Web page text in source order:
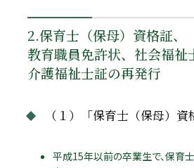
2.保育士（保母）資格証、
教育職員免許状、社会福祉
介護福祉士証の再発行
（１）「保育士（保母）
平成15年以前の卒業生で、保育